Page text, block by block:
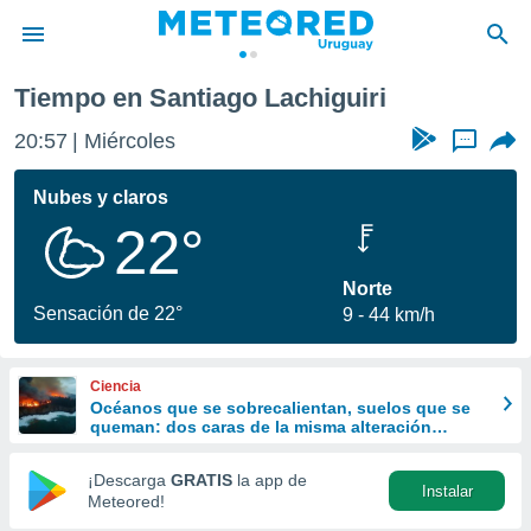
de
ha
calidad.
a este
las
y
forma
digital
basada
Tiempo en Santiago Lachiguiri
20:57 Miércoles ...
Nubes y claros
22°
Sensación de 22°
Norte
9
44 km/h
Ciencia
Océanos que se sobrecalientan, suelos que se
queman: dos caras de la misma alteración
¡Descarga GRATIS la app de
Meteored!
Instalar